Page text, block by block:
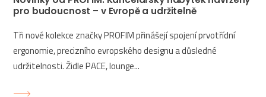
pro budoucnost – v Evropě a udržitelně
Tři nové kolekce značky PROFIM přinášejí spojení prvotřídní
ergonomie, precizního evropského designu a důsledné
udržitelnosti. Židle PACE, lounge...